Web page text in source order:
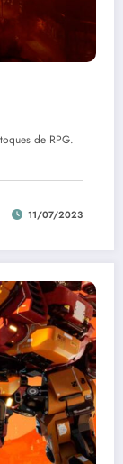
de RPG.
11/07/2023